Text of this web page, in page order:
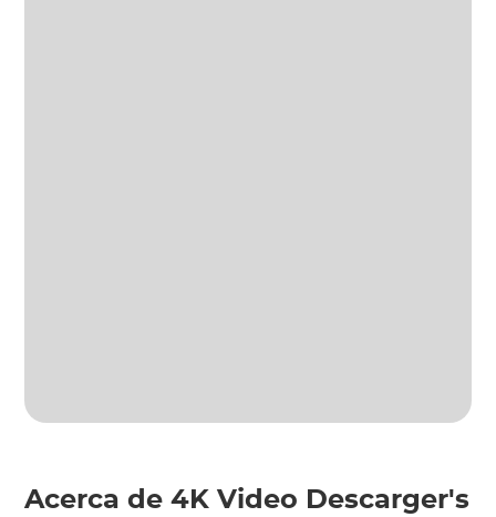
Acerca de 4K Video Descarger's